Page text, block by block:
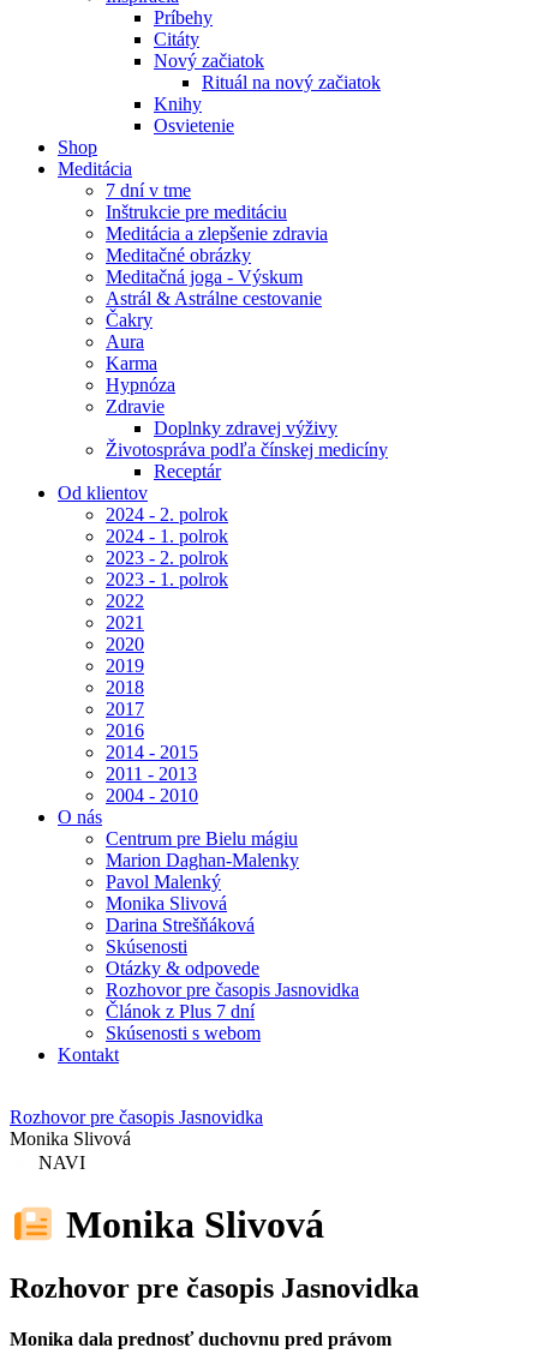
Príbehy
Citáty
Nový začiatok
Rituál na nový začiatok
Knihy
Osvietenie
Shop
Meditácia
7 dní v tme
Inštrukcie pre meditáciu
Meditácia a zlepšenie zdravia
Meditačné obrázky
Meditačná joga - Výskum
Astrál & Astrálne cestovanie
Čakry
Aura
Karma
Hypnóza
Zdravie
Doplnky zdravej výživy
Životospráva podľa čínskej medicíny
Receptár
Od klientov
2024 - 2. polrok
2024 - 1. polrok
2023 - 2. polrok
2023 - 1. polrok
2022
2021
2020
2019
2018
2017
2016
2014 - 2015
2011 - 2013
2004 - 2010
O nás
Centrum pre Bielu mágiu
Marion Daghan-Malenky
Pavol Malenký
Monika Slivová
Darina Strešňáková
Skúsenosti
Otázky & odpovede
Rozhovor pre časopis Jasnovidka
Článok z Plus 7 dní
Skúsenosti s webom
Kontakt
Rozhovor pre časopis Jasnovidka
Monika Slivová
NAVI
Monika Slivová
Rozhovor pre časopis Jasnovidka
Monika dala prednosť duchovnu pred právom